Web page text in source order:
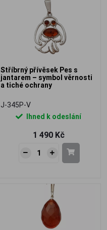
Stříbrný přívěsek Pes s
jantarem – symbol věrnosti
a tiché ochrany
J-345P-V
Ihned k odeslání
1 490 Kč